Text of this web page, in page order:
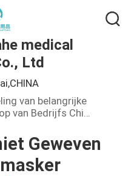
medical
Ltd
van belangrijke
van Bedrijfs China
Geweven